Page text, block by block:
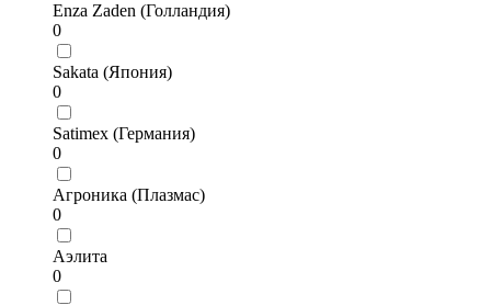
Enza Zaden (Голландия)
0
Sakata (Япония)
0
Satimex (Германия)
0
Агроника (Плазмас)
0
Аэлита
0